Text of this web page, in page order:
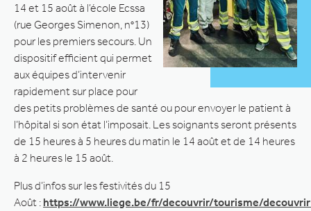
14 et 15 août à l’école Ecssa
(rue Georges Simenon, n°13)
pour les premiers secours. Un
dispositif efficient qui permet
aux équipes d’intervenir
rapidement sur place pour
des petits problèmes de santé ou pour envoyer le patient à
l’hôpital si son état l’imposait. Les soignants seront présents
de 15 heures à 5 heures du matin le 14 août et de 14 heures
à 2 heures le 15 août.
Plus d’infos sur les festivités du 15
Août : https://www.liege.be/fr/decouvrir/tourisme/